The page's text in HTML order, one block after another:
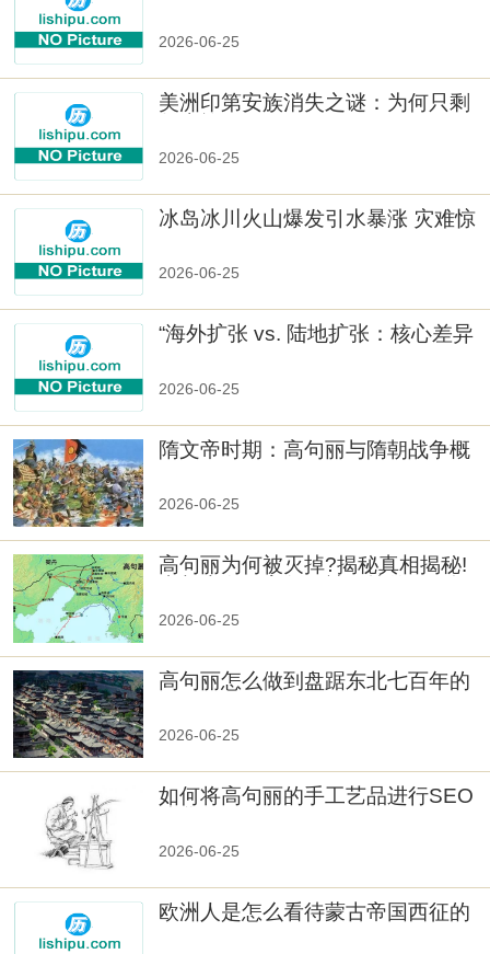
2026-06-25
美洲印第安族消失之谜：为何只剩
2026-06-25
冰岛冰川火山爆发引水暴涨 灾难惊
2026-06-25
“海外扩张 vs. 陆地扩张：核心差异
2026-06-25
隋文帝时期：高句丽与隋朝战争概
2026-06-25
高句丽为何被灭掉?揭秘真相揭秘!
2026-06-25
高句丽怎么做到盘踞东北七百年的
2026-06-25
如何将高句丽的手工艺品进行SEO
2026-06-25
欧洲人是怎么看待蒙古帝国西征的